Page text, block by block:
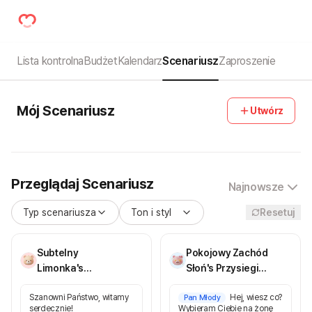
Lista kontrolnaBudżetKalendarzScenariuszZaproszenie
Mój Scenariusz Utwórz
Przeglądaj Scenariusz Najnowsze
Typ scenariusza Ton i styl Resetuj
Subtelny
Limonka's
Konferansjera
Szanowni Państwo, witamy
serdecznie!
Pokojowy Zachód
Słoń's Przysiegi
Pan Młody
Hej, wiesz co?
Wybieram Ciebie na żonę